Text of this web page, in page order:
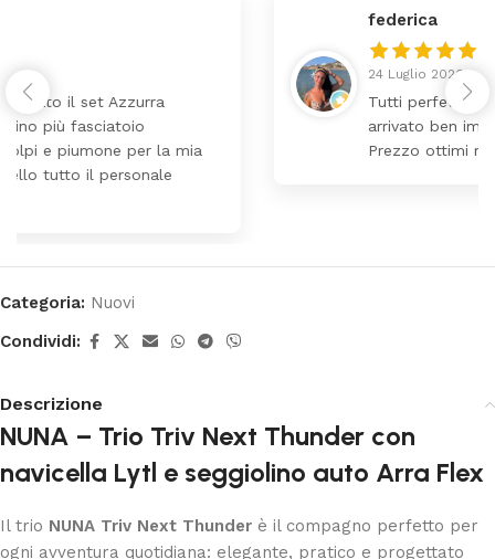
Tutti perfetto! Ho ordinato un lettino che é
arrivato ben imballato dopo pochi giorni.
Prezzo ottimi rispetto la concorrenza
Categoria: Nuovi
Condividi:
Descrizione
NUNA – Trio Triv Next Thunder con
navicella Lytl e seggiolino auto Arra Flex
Il trio NUNA Triv Next Thunder è il compagno perfetto per
ogni avventura quotidiana: elegante, pratico e progettato